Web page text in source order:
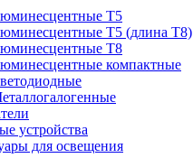
T5
T5 (длина T8)
T8
компактные
устройства
для освещения